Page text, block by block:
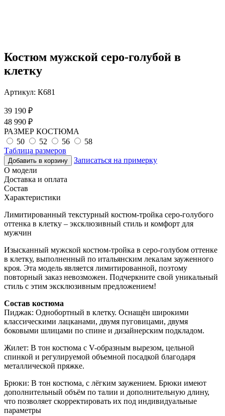
Костюм мужской серо-голубой в
клетку
Артикул: К681
39 190 ₽
48 990 ₽
РАЗМЕР КОСТЮМА
50
52 56
58
Таблица размеров
Добавить в корзину
Записаться на примерку
О модели
Доставка и оплата
Состав
Характеристики
Лимитированный текстурный костюм-тройка серо-голубого
оттенка в клетку – эксклюзивный стиль и комфорт для
мужчин
Изысканный мужской костюм-тройка в серо-голубом оттенке
в клетку, выполненный по итальянским лекалам зауженного
кроя. Эта модель является лимитированной, поэтому
повторный заказ невозможен. Подчеркните свой уникальный
стиль с этим эксклюзивным предложением!
Состав костюма
Пиджак: Однобортный в клетку. Оснащён широкими
классическими лацканами, двумя пуговицами, двумя
боковыми шлицами по спине и дизайнерским подкладом.
Жилет: В тон костюма с V-образным вырезом, цельной
спинкой и регулируемой объемной посадкой благодаря
металлической пряжке.
Брюки: В тон костюма, с лёгким заужением. Брюки имеют
дополнительный объём по талии и дополнительную длину,
что позволяет скорректировать их под индивидуальные
параметры